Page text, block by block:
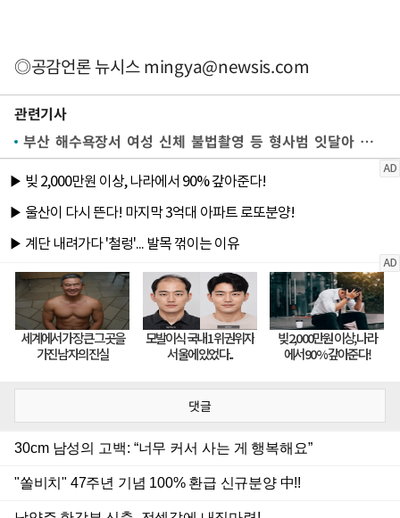
◎공감언론 뉴시스mingya@newsis.com
관련기사
부산 해수욕장서 여성 신체 불법촬영 등 형사범 잇달아 검거
댓글